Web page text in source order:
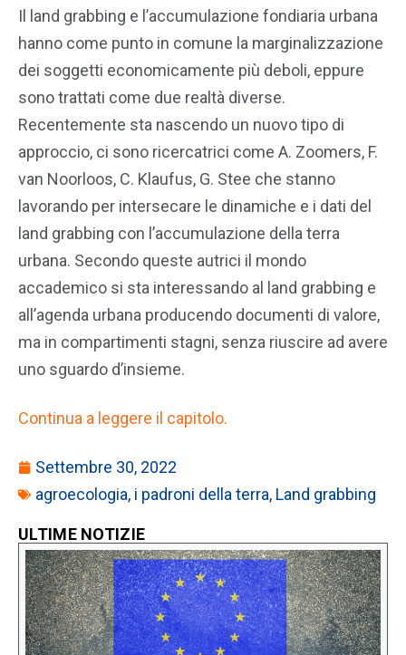
Il land grabbing e l’accumulazione fondiaria urbana
hanno come punto in comune la marginalizzazione
dei soggetti economicamente più deboli, eppure
sono trattati come due realtà diverse.
Recentemente sta nascendo un nuovo tipo di
approccio, ci sono ricercatrici come A. Zoomers, F.
van Noorloos, C. Klaufus, G. Stee che stanno
lavorando per intersecare le dinamiche e i dati del
land grabbing con l’accumulazione della terra
urbana. Secondo queste autrici il mondo
accademico si sta interessando al land grabbing e
all’agenda urbana producendo documenti di valore,
ma in compartimenti stagni, senza riuscire ad avere
uno sguardo d’insieme.
Continua a leggere il capitolo.
Settembre 30, 2022
agroecologia, i padroni della terra, Land grabbing
ULTIME NOTIZIE